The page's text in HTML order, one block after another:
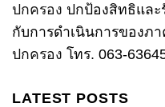
ปกครอง ปกป้องสิทธิและ
กับการดำเนินการของภา
ปกครอง โทร. 063-
LATEST POSTS